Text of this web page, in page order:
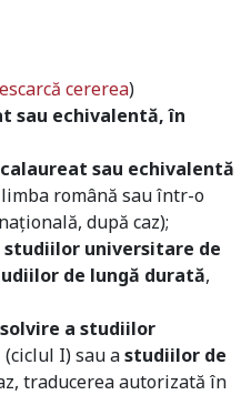
cererea)
sau echivalentă, în
sau echivalentă
română sau într-o
după caz);
studiilor universitare de
de lungă durată,
a studiilor
(ciclul I) sau astudiilor de
traducerea autorizată în